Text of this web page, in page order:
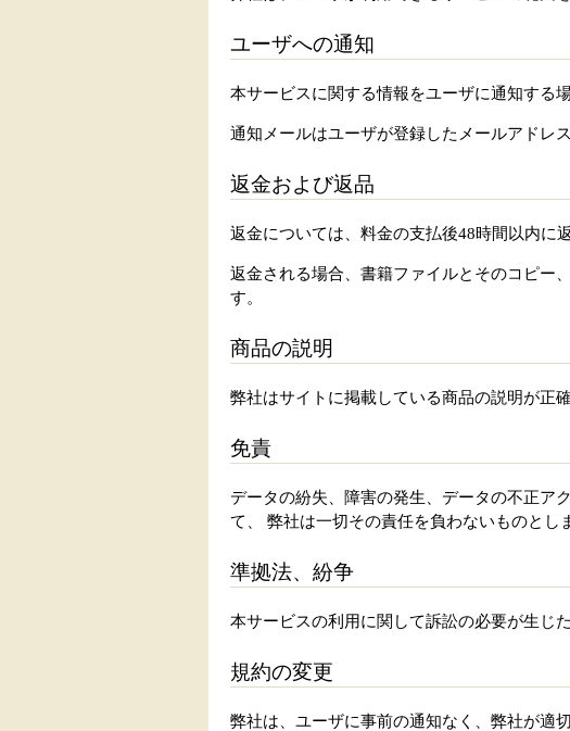
ユーザへの通知
本サービスに関する情報をユーザに通知する
通知メールはユーザが登録したメールアドレ
返金および返品
返金については、料金の支払後48時間以内に
返金される場合、書籍ファイルとそのコピー
す。
商品の説明
弊社はサイトに掲載している商品の説明が正
免責
データの紛失、障害の発生、データの不正ア
て、 弊社は一切その責任を負わないものとし
準拠法、紛争
本サービスの利用に関して訴訟の必要が生じ
規約の変更
弊社は、ユーザに事前の通知なく、弊社が適